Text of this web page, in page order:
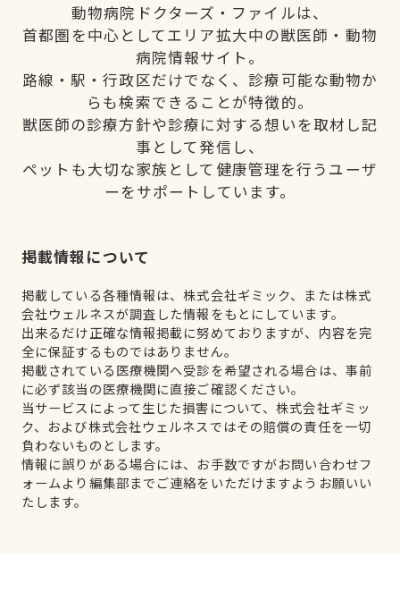
動物病院ドクターズ・ファイルは、
首都圏を中心としてエリア拡大中の獣医師・動物
病院情報サイト。
路線・駅・行政区だけでなく、診療可能な動物か
らも検索できることが特徴的。
獣医師の診療方針や診療に対する想いを取材し記
事として発信し、
ペットも大切な家族として健康管理を行うユーザ
ーをサポートしています。
掲載情報について
掲載している各種情報は、株式会社ギミック、または株式
会社ウェルネスが調査した情報をもとにしています。
出来るだけ正確な情報掲載に努めておりますが、内容を完
全に保証するものではありません。
掲載されている医療機関へ受診を希望される場合は、事前
に必ず該当の医療機関に直接ご確認ください。
当サービスによって生じた損害について、株式会社ギミッ
ク、および株式会社ウェルネスではその賠償の責任を一切
負わないものとします。
情報に誤りがある場合には、お手数ですがお問い合わせフ
ォームより編集部までご連絡をいただけますようお願いい
たします。